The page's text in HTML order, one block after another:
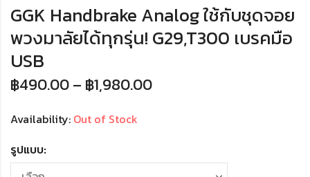
GGK Handbrake Analog ใช้กับชุดจอย
พวงมาลัยได้ทุกรุ่น! G29,T300 เบรคมือ
USB
฿490.00– ฿1,980.00
Availability: Out of Stock
รูปแบบ: